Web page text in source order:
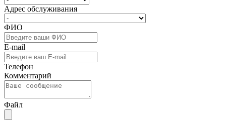
Адрес обслуживания
ФИО
E-mail
Телефон
Комментарий
Файл